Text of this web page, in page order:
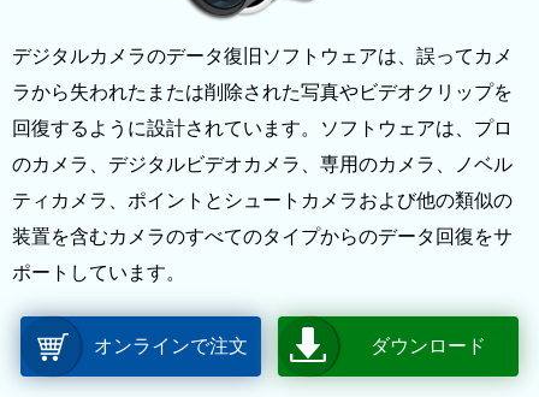
デジタルカメラのデータ復旧ソフトウェアは、誤ってカメ
ラから失われたまたは削除された写真やビデオクリップを
回復するように設計されています。ソフトウェアは、プロ
のカメラ、デジタルビデオカメラ、専用のカメラ、ノベル
ティカメラ、ポイントとシュートカメラおよび他の類似の
装置を含むカメラのすべてのタイプからのデータ回復をサ
ポートしています。
オンラインで注文 ダウンロード